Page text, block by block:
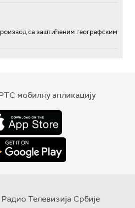
са заштићеним географским
мобилну апликацију
Радио Телевизија Србије